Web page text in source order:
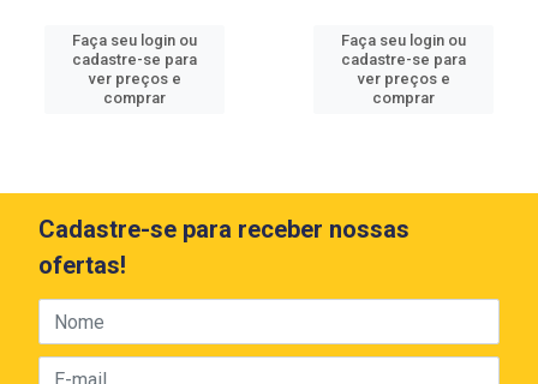
Faça seu login ou
cadastre-se para
ver preços e
comprar
Faça seu login ou
cadastre-se para
ver preços e
comprar
Cadastre-se para receber nossas
ofertas!